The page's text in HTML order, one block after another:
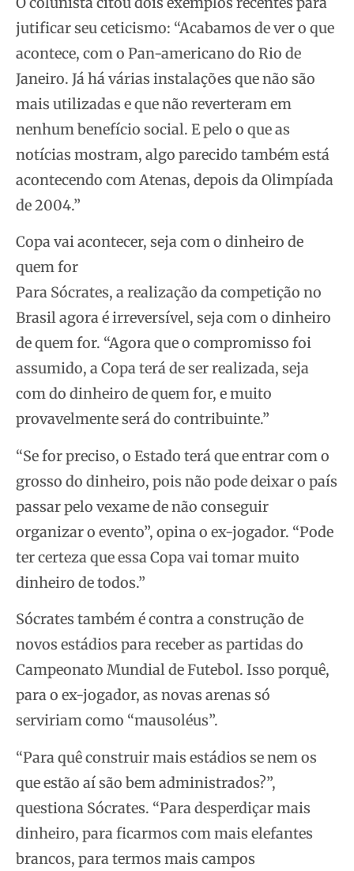
jutificar seu ceticismo: “Acabamos de ver o que
acontece, com o Pan-americano do Rio de
Janeiro. Já há várias instalações que não são
mais utilizadas e que não reverteram em
nenhum benefício social. E pelo o que as
notícias mostram, algo parecido também está
acontecendo com Atenas, depois da Olimpíada
de 2004.”
Copa vai acontecer, seja com o dinheiro de
quem for
Para Sócrates, a realização da competição no
Brasil agora é irreversível, seja com o dinheiro
de quem for. “Agora que o compromisso foi
assumido, a Copa terá de ser realizada, seja
com do dinheiro de quem for, e muito
provavelmente será do contribuinte.”
“Se for preciso, o Estado terá que entrar com o
grosso do dinheiro, pois não pode deixar o país
passar pelo vexame de não conseguir
organizar o evento”, opina o ex-jogador. “Pode
ter certeza que essa Copa vai tomar muito
dinheiro de todos.”
Sócrates também é contra a construção de
novos estádios para receber as partidas do
Campeonato Mundial de Futebol. Isso porquê,
para o ex-jogador, as novas arenas só
serviriam como “mausoléus”.
“Para quê construir mais estádios se nem os
que estão aí são bem administrados?”,
questiona Sócrates. “Para desperdiçar mais
dinheiro, para ficarmos com mais elefantes
brancos, para termos mais campos